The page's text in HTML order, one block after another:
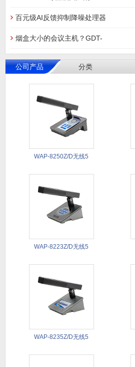
百元级AI反馈抑制降噪处理器
烟盒大小的会议主机？GDT-
公司产品 分类
WAP-8250Z/D无线5
WAP-8223Z/D无线5
WAP-8235Z/D无线5